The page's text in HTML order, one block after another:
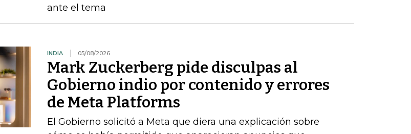
ante el tema
INDIA 05/08/2026
Mark Zuckerberg pide disculpas al
Gobierno indio por contenido y errores
de Meta Platforms
El Gobierno solicitó a Meta que diera una explicación sobre